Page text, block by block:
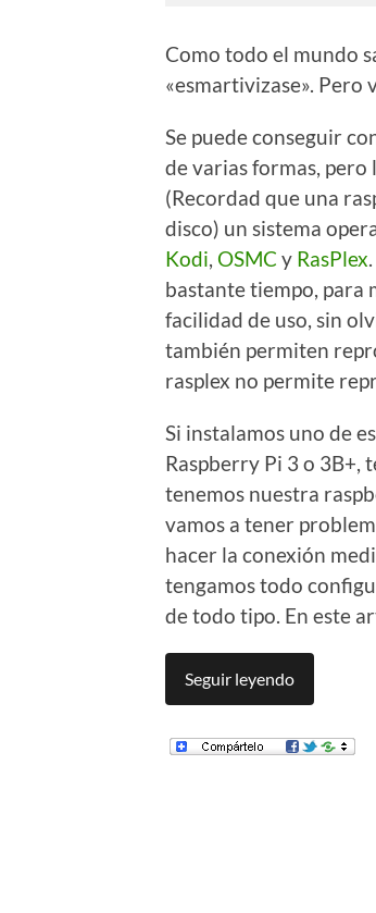
Como todo el mundo
«esmartivizase». Pero
Se puede conseguir
de varias formas, pero
(Recordad que una
disco) un sistema
Kodi, OSMC y RasPlex
bastante tiempo, para
facilidad de uso, sin
también permiten
rasplex no permite
Si instalamos uno de
Raspberry Pi 3 o 3B+,
tenemos nuestra
vamos a tener
hacer la conexión
tengamos todo
de todo tipo. En este
Seguir leyendo